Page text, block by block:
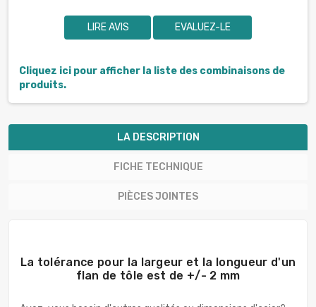
LIRE AVIS EVALUEZ-LE
Cliquez ici pour afficher la liste des combinaisons de
produits.
LA DESCRIPTION
FICHE TECHNIQUE
PIÈCES JOINTES
La tolérance pour la largeur et la longueur d'un
flan de tôle est de +/- 2 mm